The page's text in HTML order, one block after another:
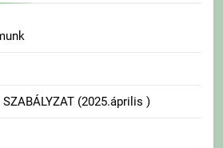
(2025.április )